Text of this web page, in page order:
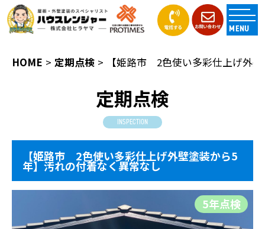
MENU
HOME 定期点検 【姫路市 2色使い多彩仕上げ外
定期点検
INSPECTION
【姫路市 2色使い多彩仕上げ外壁塗装から5
年】汚れの付着なく異常なし
5年点検